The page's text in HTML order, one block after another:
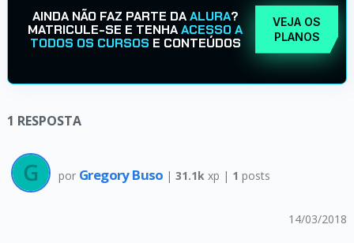
AINDA NÃO FAZ PARTE DAALURA?
MATRICULE-SE E TENHAACESSO A
TODOS OS CURSOS E CONTEÚDOS
VEJA OS
PLANOS
1 RESPOSTA
por Gregory Buso |31.1k xp | 1 posts
14/03/2018